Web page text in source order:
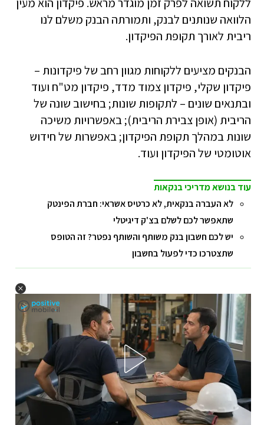
הלוואה שנותנים לבנק, ותמורתה הבנק משלם לנו
ריבית לאורך תקופת הפיקדון.
הבנקים מציעים ללקוחות מגוון רחב של פיקדונות –
פיקדון שקלי, פיקדון צמוד מדד, פיקדון מט"ח ועוד
ובתנאים שונים – לתקופות שונות; בחישוב שונה של
הריבית (אופן צבירת הריבית); באפשרויות משיכה
שונות במהלך תקופת הפיקדון; באפשרות של חידוש
אוטומטי של הפיקדון ועוד.
עוד בנושא מדריכי בנקאות
לא העברה בנקאית, לא כרטיס אשראי: חברת הפינטק
שתאפשר לכם לשלם בצ'ק דיגיטלי
יש לכם חשבון בנק משותף והשותף נפטר? זה הטופס
שתצטרכו כדי לפעול בחשבון